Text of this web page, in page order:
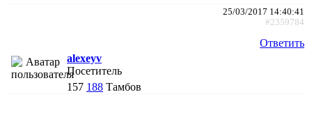
25/03/2017 14:40:41
#2359784
Ответить
alexeyv
Посетитель
157 188 Тамбов